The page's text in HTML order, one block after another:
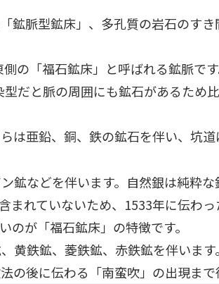
鉱脈型鉱床」、多孔質の岩石のす
の「福石鉱床」と呼ばれる鉱脈で
だと脈の周囲にも鉱石があるため
亜鉛、銅、鉄の鉱石を伴い、坑道
鉱などを伴います。自然銀は純粋
れていないため、1533年に伝わ
が「福石鉱床」の特徴です。
鉄鉱、菱鉄鉱、赤鉄鉱を伴いま
後に伝わる「南蛮吹」の出現まで